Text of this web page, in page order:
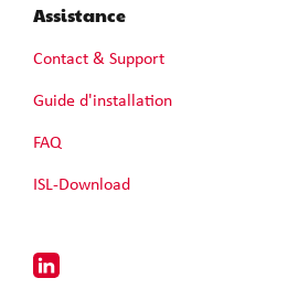
Assistance
Contact & Support
Guide d'installation
FAQ
ISL-Download